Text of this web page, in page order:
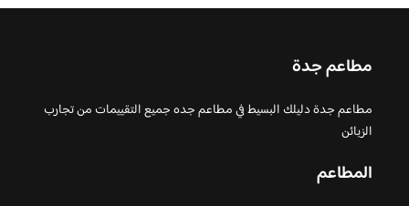
مطاعم جدة
مطاعم جدة دليلك البسيط في مطاعم جده جميع التقييمات من تجارب
الزبائن
المطاعم